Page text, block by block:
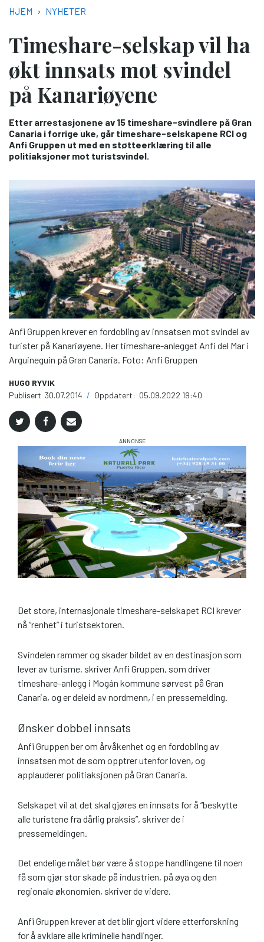
NAVIGASJONSSTI
HJEM NYHETER
Timeshare-selskap vil ha
økt innsats mot svindel
på Kanariøyene
Etter arrestasjonene av 15 timeshare-svindlere på Gran
Canaria i forrige uke, går timeshare-selskapene RCI og
Anfi Gruppen ut med en støtteerklæring til alle
politiaksjoner mot turistsvindel.
Anfi Gruppen krever en fordobling av innsatsen mot svindel av
turister på Kanariøyene. Her timeshare-anlegget Anfi del Mar i
Arguineguin på Gran Canaria. Foto: Anfi Gruppen
HUGO RYVIK
Publisert 30.07.2014 / Oppdatert: 05.09.2022 19:40
Det store, internasjonale timeshare-selskapet RCI krever
nå “renhet” i turistsektoren.
Svindelen rammer og skader bildet av en destinasjon som
lever av turisme, skriver Anfi Gruppen, som driver
timeshare-anlegg i Mogán kommune sørvest på Gran
Canaria, og er deleid av nordmenn, i en pressemelding.
Ønsker dobbel innsats
Anfi Gruppen ber om årvåkenhet og en fordobling av
innsatsen mot de som opptrer utenfor loven, og
applauderer politiaksjonen på Gran Canaria.
Selskapet vil at det skal gjøres en innsats for å “beskytte
alle turistene fra dårlig praksis”, skriver de i
pressemeldingen.
Det endelige målet bør være å stoppe handlingene til noen
få som gjør stor skade på industrien, på øya og den
regionale økonomien, skriver de videre.
Anfi Gruppen krever at det blir gjort videre etterforskning
for å avklare alle kriminelle handlinger.